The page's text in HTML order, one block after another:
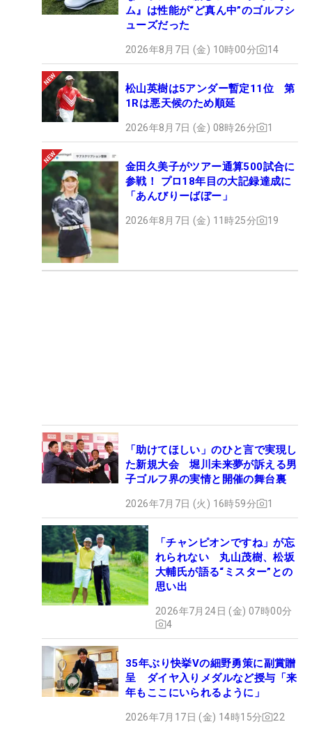
ム』は性能が“ど真ん中”のゴルフシ
ューズだった
2026年8月7日 (金) 10時00分 14
松山英樹は5アンダー暫定11位 第
1Rは悪天候のため順延
2026年8月7日 (金) 08時26分 1
金田久美子がツアー通算500試合に
参戦！ プロ18年目の大記録達成に
「あんびりーばぼー」
2026年8月7日 (金) 11時25分 19
「助けてほしい」のひと言で実現し
た新規大会 堀川未来夢が訴える男
子ゴルフ界の実情と開催の舞台裏
2026年7月7日 (火) 16時59分 1
「チャンピオンですね」が忘
れられない 丸山茂樹、松坂
大輔氏が語る“ミスター”との
思い出
2026年7月24日 (金) 07時00分
4
35年ぶり快挙Vの細野勇策に副賞贈
呈 ダイヤ入りメダルなど授与「来
年もここにいられるように」
2026年7月17日 (金) 14時15分 22